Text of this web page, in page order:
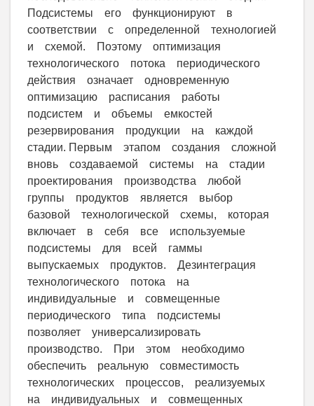
Подсистемы его функционируют в
соответствии с определенной технологией
и схемой. Поэтому оптимизация
технологического потока периодического
действия означает одновременную
оптимизацию расписания работы
подсистем и объемы емкостей
резервирования продукции на каждой
стадии. Первым этапом создания сложной
вновь создаваемой системы на стадии
проектирования производства любой
группы продуктов является выбор
базовой технологической схемы, которая
включает в себя все используемые
подсистемы для всей гаммы
выпускаемых продуктов. Дезинтеграция
технологического потока на
индивидуальные и совмещенные
периодического типа подсистемы
позволяет универсализировать
производство. При этом необходимо
обеспечить реальную совместимость
технологических процессов, реализуемых
на индивидуальных и совмещенных